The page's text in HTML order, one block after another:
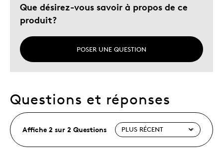
Cadeau pour adulte
Occasion spéciale
Que désirez-vous savoir à propos de ce
produit?
POSER UNE QUESTION
Questions et réponses
Affiche 2 sur 2 Questions